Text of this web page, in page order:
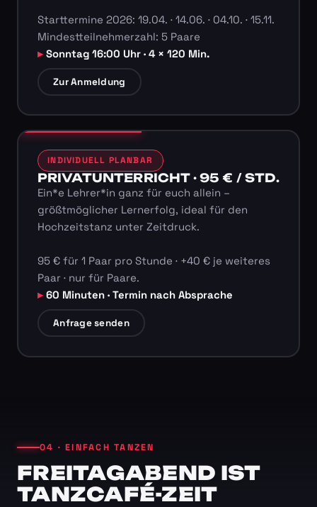
Starttermine 2026: 19.04. · 14.06. · 04.10. · 15.11.
Mindestteilnehmerzahl: 5 Paare
Sonntag 16:00 Uhr · 4 × 120 Min.
Zur Anmeldung
INDIVIDUELL PLANBAR
PRIVATUNTERRICHT · 95 € / STD.
Ein*e Lehrer*in ganz für euch allein –
größtmöglicher Lernerfolg, ideal für den
Hochzeitstanz unter Zeitdruck.
95 € für 1 Paar pro Stunde · +40 € je weiteres
Paar · nur für Paare.
60 Minuten · Termin nach Absprache
Anfrage senden
04 · EINFACH TANZEN
FREITAGABEND IST
TANZCAFÉ-ZEIT